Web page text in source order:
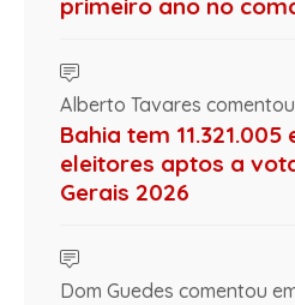
primeiro ano no
Alberto Tavares comentou
Bahia tem
eleitores aptos a
Gerais 2026
Dom Guedes comentou